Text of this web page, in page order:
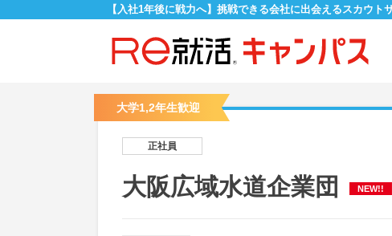
【入社1年後に戦力へ】挑戦できる会社に出会えるスカウト
大学1,2年生歓迎
正社員
大阪広域水道企業団 NEW!!